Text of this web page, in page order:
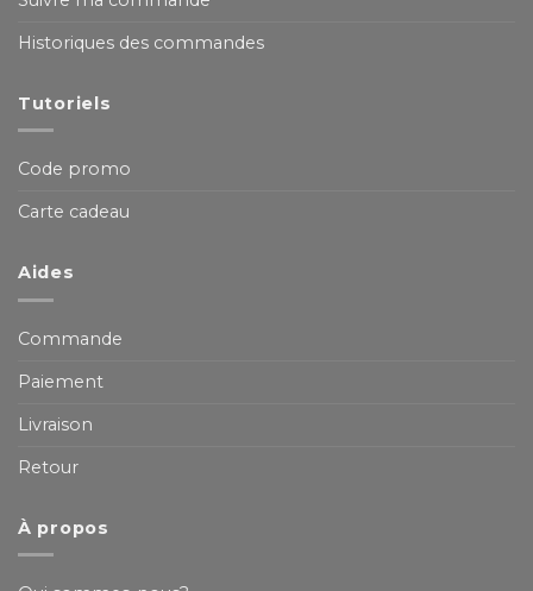
Historiques des commandes
Tutoriels
Code promo
Carte cadeau
Aides
Commande
Paiement
Livraison
Retour
À propos